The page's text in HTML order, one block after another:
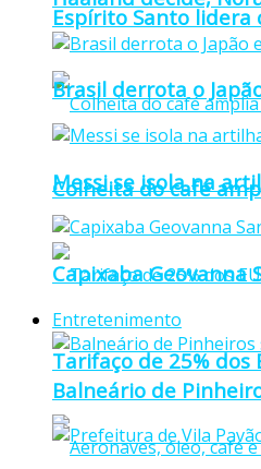
Espírito Santo lidera
Colheita do café
Tarifaço de 25% dos
Brasil derrota o
Messi se isola na
Capixaba
Entretenimento
Balneário de